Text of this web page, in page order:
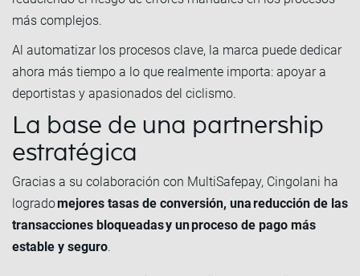
más complejos.
Al automatizar los procesos clave, la marca puede dedicar
ahora más tiempo a lo que realmente importa: apoyar a
deportistas y apasionados del ciclismo.
La base de una partnership
estratégica
Gracias a su colaboración con MultiSafepay, Cingolani ha
logradomejores tasas de conversión, una reducción de las
transacciones bloqueadas y un proceso de pago más
estable y seguro.